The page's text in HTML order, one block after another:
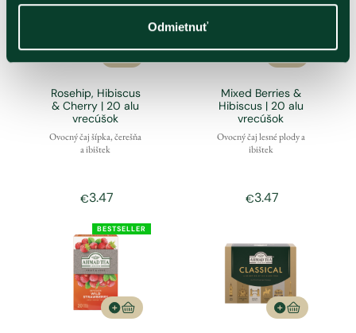
Odmietnuť
Rosehip, Hibiscus
& Cherry | 20 alu
vrecúšok
Ovocný čaj šípka, čerešňa
a ibištek
€3.47
Mixed Berries &
Hibiscus | 20 alu
vrecúšok
Ovocný čaj lesné plody a
ibištek
€3.47
BESTSELLER